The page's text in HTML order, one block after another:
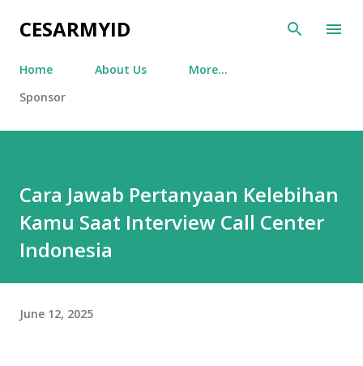
Skip to main content
CESARMYID
Home About Us
More…
Sponsor
Cara Jawab Pertanyaan Kelebihan
Kamu Saat Interview Call Center
Indonesia
June 12, 2025